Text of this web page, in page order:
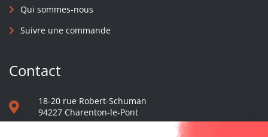
Qui sommes-nous
Suivre une commande
Contact
18-20 rue Robert-Schuman
94227 Charenton-le-Pont